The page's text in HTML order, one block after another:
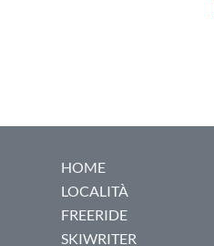
HOME
LOCALITÀ
FREERIDE
SKIWRITER